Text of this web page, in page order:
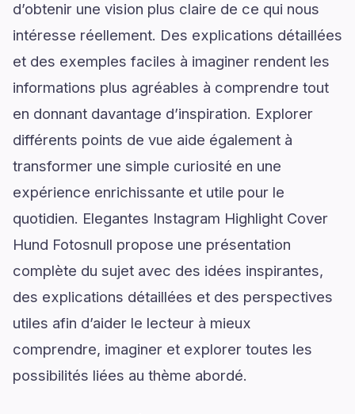
d’obtenir une vision plus claire de ce qui nous
intéresse réellement. Des explications détaillées
et des exemples faciles à imaginer rendent les
informations plus agréables à comprendre tout
en donnant davantage d’inspiration. Explorer
différents points de vue aide également à
transformer une simple curiosité en une
expérience enrichissante et utile pour le
quotidien. Elegantes Instagram Highlight Cover
Hund Fotosnull propose une présentation
complète du sujet avec des idées inspirantes,
des explications détaillées et des perspectives
utiles afin d’aider le lecteur à mieux
comprendre, imaginer et explorer toutes les
possibilités liées au thème abordé.